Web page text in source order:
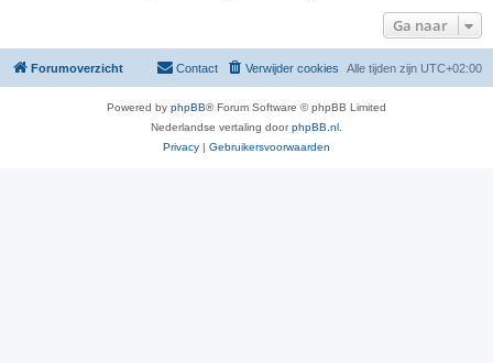
Ga naar
Forumoverzicht Alle tijden zijn UTC+02:00
Verwijder cookies
Contact
Powered by phpBB® Forum Software © phpBB Limited
Nederlandse vertaling doorphpBB.nl
Privacy | Gebruikersvoorwaarden